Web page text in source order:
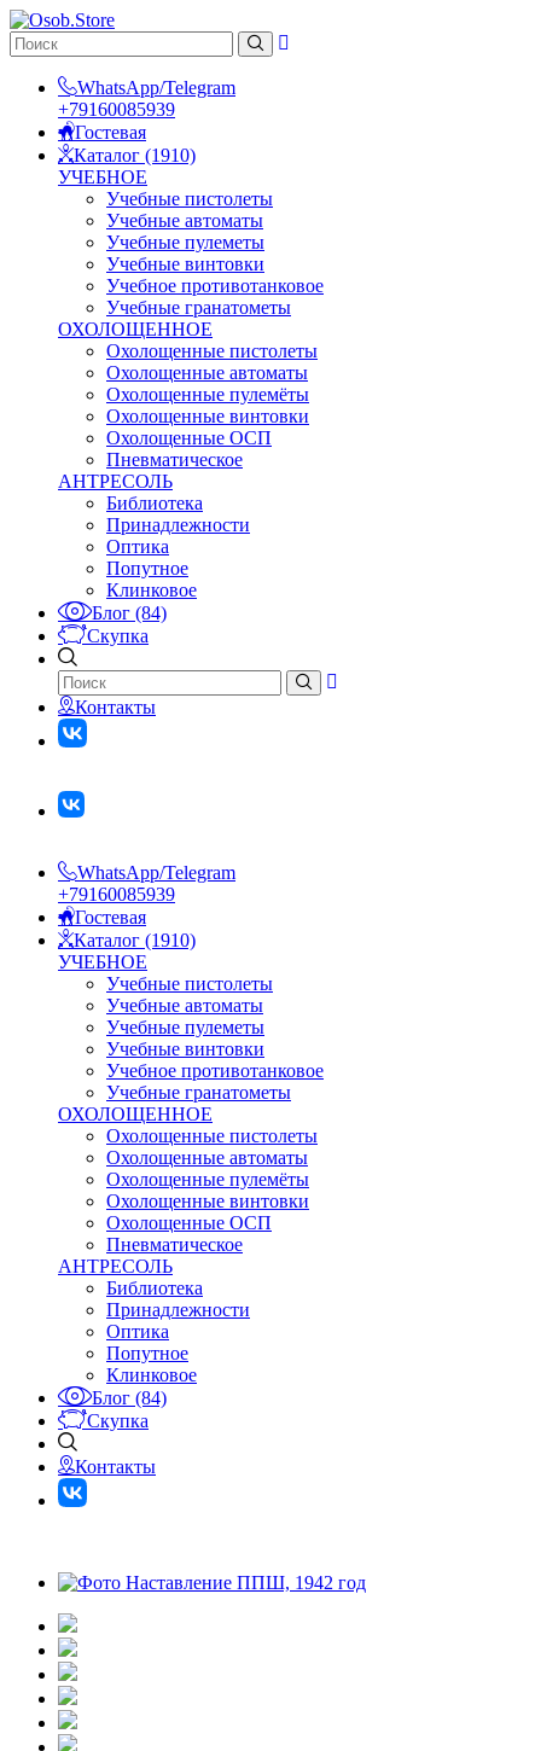
WhatsApp/Telegram
+79160085939
Гостевая
Каталог (1910)
УЧЕБНОЕ
Учебные пистолеты
Учебные автоматы
Учебные пулеметы
Учебные винтовки
Учебное противотанковое
Учебные гранатометы
ОХОЛОЩЕННОЕ
Охолощенные пистолеты
Охолощенные автоматы
Охолощенные пулемёты
Охолощенные винтовки
Охолощенные ОСП
Пневматическое
АНТРЕСОЛЬ
Библиотека
Принадлежности
Оптика
Попутное
Клинковое
Блог (84)
Скупка
Контакты
WhatsApp/Telegram
+79160085939
Гостевая
Каталог (1910)
УЧЕБНОЕ
Учебные пистолеты
Учебные автоматы
Учебные пулеметы
Учебные винтовки
Учебное противотанковое
Учебные гранатометы
ОХОЛОЩЕННОЕ
Охолощенные пистолеты
Охолощенные автоматы
Охолощенные пулемёты
Охолощенные винтовки
Охолощенные ОСП
Пневматическое
АНТРЕСОЛЬ
Библиотека
Принадлежности
Оптика
Попутное
Клинковое
Блог (84)
Скупка
Контакты